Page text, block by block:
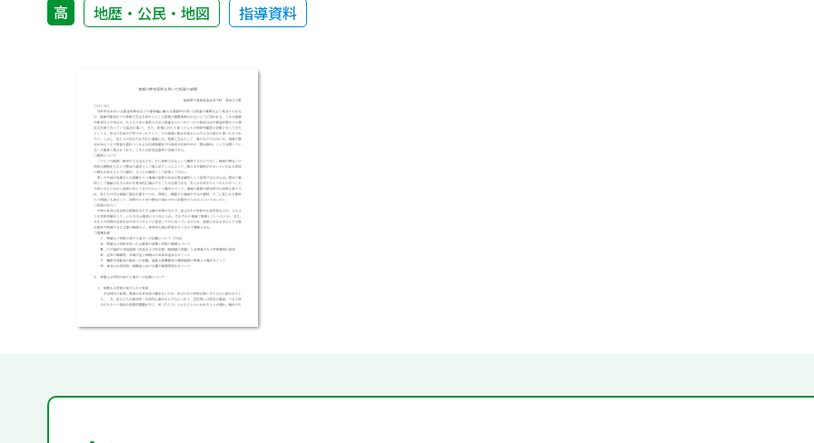
高 地歴・公民・地図 指導資料